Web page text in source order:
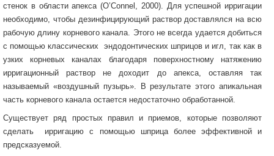
стенок в области апекса (O’Connel, 2000). Для успешной ирригации
необходимо, чтобы дезинфицирующий раствор доставлялся на всю
рабочую длину корневого канала. Этого не всегда удается добиться
с помощью классических эндодонтических шприцов и игл, так как в
узких корневых каналах благодаря поверхностному натяжению
ирригационный раствор не доходит до апекса, оставляя так
называемый «воздушный пузырь». В результате этого апикальная
часть корневого канала остается недостаточно обработанной.
Существует ряд простых правил и приемов, которые позволяют
сделать ирригацию с помощью шприца более эффективной и
предсказуемой.